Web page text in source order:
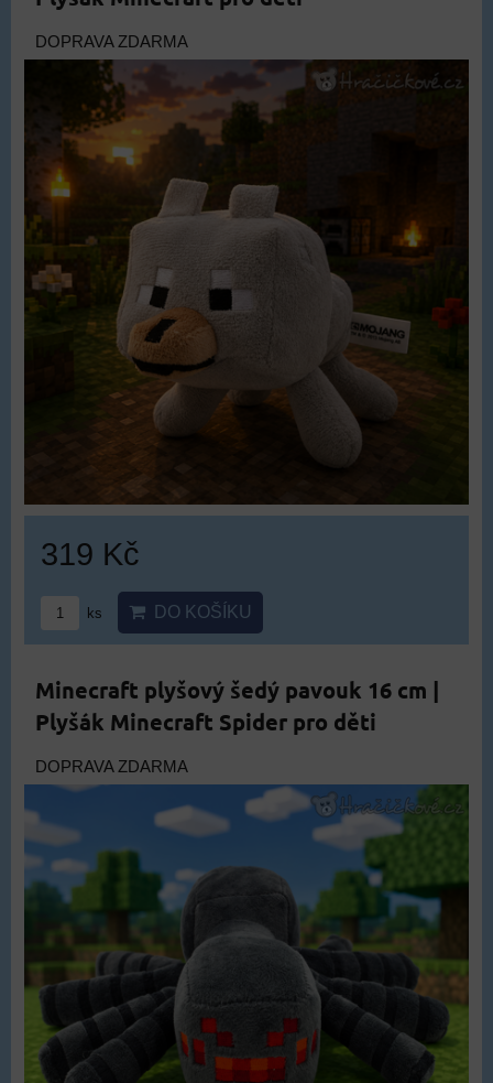
DOPRAVA ZDARMA
319 Kč
ks DO KOŠÍKU
Minecraft plyšový šedý pavouk 16 cm |
Plyšák Minecraft Spider pro děti
DOPRAVA ZDARMA